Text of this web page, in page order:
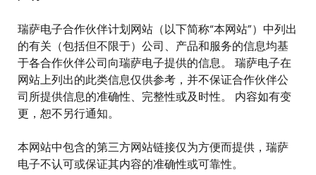
瑞萨电子合作伙伴计划网站（以下简称“本网站”）中列出
的有关（包括但不限于）公司、产品和服务的信息均基
于各合作伙伴公司向瑞萨电子提供的信息。 瑞萨电子在
网站上列出的此类信息仅供参考，并不保证合作伙伴公
司所提供信息的准确性、完整性或及时性。 内容如有变
更，恕不另行通知。
本网站中包含的第三方网站链接仅为方便而提供，瑞萨
电子不认可或保证其内容的准确性或可靠性。